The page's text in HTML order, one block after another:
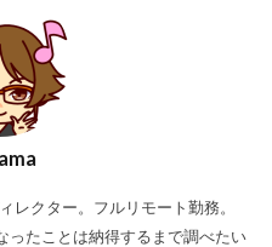
レクター。フルリモート勤務。
ったことは納得するまで調べたい